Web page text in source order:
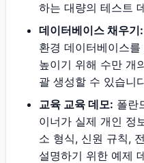
하는 대량의 테스트
데이터베이스 채우기:
환경 데이터베이스
높이기 위해 수만 개
괄 생성할 수 있습니
교육 교육 데모: 폴란
이너가 실제 개인 정
소 형식, 신원 규칙,
설명하기 위한 예제